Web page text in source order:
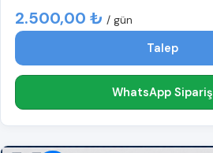
2.500,00 ₺ / gün
Talep
WhatsApp Sipariş